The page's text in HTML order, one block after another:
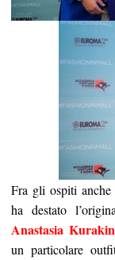
Fra gli ospiti
ha destato
Anastasia
un particolare